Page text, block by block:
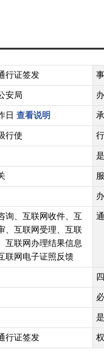
行证签发
安局
日 查看说明
行使
询、互联网收件、互
、互联网受理、互联
互联网办理结果信息
联网电子证照反馈
行证签发